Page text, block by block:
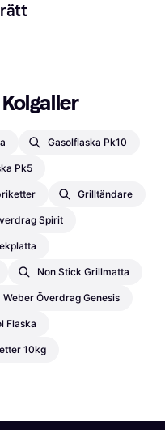
Gasolflaska Pk10
Pk5
Grilltändare
Spirit
Non Stick Grillmatta
Weber Överdrag Genesis
Flaska
10kg